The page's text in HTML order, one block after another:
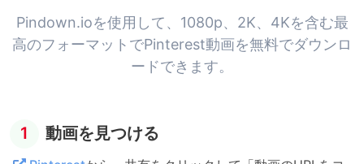
Pindown.ioを使用して、1080p、2K、4Kを含む最
高のフォーマットでPinterest動画を無料でダウンロ
ードできます。
1 動画を見つける